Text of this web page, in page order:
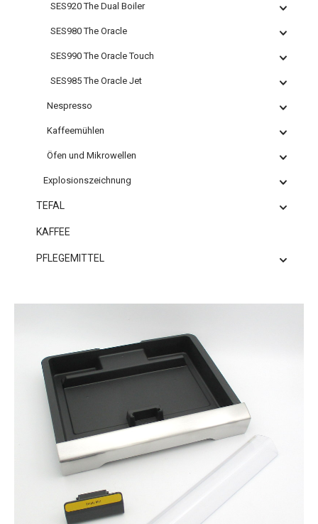
SES920 The Dual Boiler
SES980 The Oracle
SES990 The Oracle Touch
SES985 The Oracle Jet
Nespresso
Kaffeemühlen
Öfen und Mikrowellen
Explosionszeichnung
TEFAL
KAFFEE
PFLEGEMITTEL